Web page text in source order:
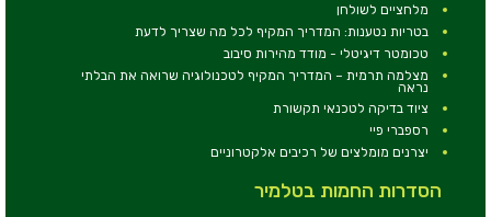
מלחציים לשולחן
בטריות נטענות: המדריך המקיף לכל מה שצריך לדעת
טכומטר דיגיטלי - מודד מהירות סיבוב
מצלמה תרמית – המדריך המקיף לטכנולוגיה שרואה את הבלתי
נראה
ציוד בדיקה לטכנאי תקשורת
רספברי פיי
יצרנים מומלצים של רכיבים אלקטרוניים
הסדרות החמות בטלמיר